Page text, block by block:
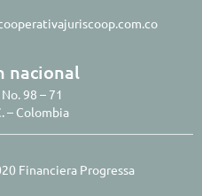
nacional
98 – 71
– Colombia
Financiera Progressa